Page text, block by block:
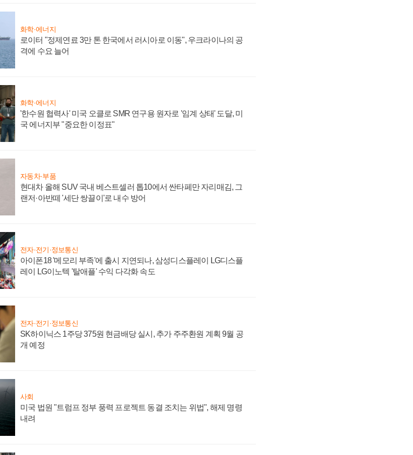
화학·에너지
로이터 "정제연료 3만 톤 한국에서 러시아로 이동", 우크라이나의 공
격에 수요 늘어
화학·에너지
'한수원 협력사' 미국 오클로 SMR 연구용 원자로 '임계 상태' 도달, 미
국 에너지부 "중요한 이정표"
자동차·부품
현대차 올해 SUV 국내 베스트셀러 톱10에서 싼타페만 자리매김, 그
랜저·아반떼 '세단 쌍끌이'로 내수 방어
전자·전기·정보통신
아이폰18 '메모리 부족'에 출시 지연되나, 삼성디스플레이 LG디스플
레이 LG이노텍 '탈애플' 수익 다각화 속도
전자·전기·정보통신
SK하이닉스 1주당 375원 현금배당 실시, 추가 주주환원 계획 9월 공
개 예정
사회
미국 법원 "트럼프 정부 풍력 프로젝트 동결 조치는 위법", 해제 명령
내려